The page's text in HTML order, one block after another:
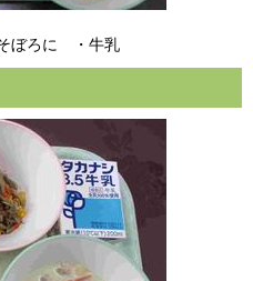
ぼろに ・牛乳